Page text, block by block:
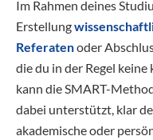
Im Rahmen deines
Erstellung
Referatenoder
die du in der Regel
kann die SMART-
dabei unterstützt, klar
akademische oder